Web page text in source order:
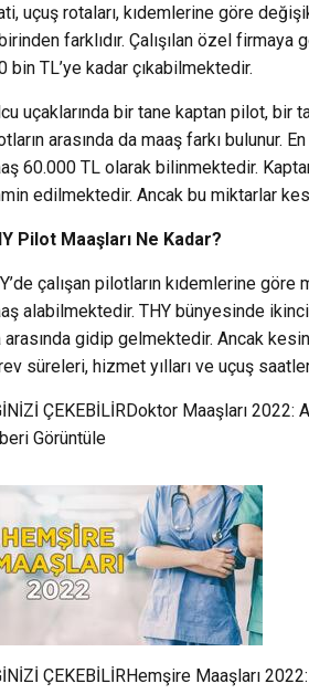
uçuş rotaları, kıdemlerine göre
farklıdır. Çalışılan özel
bin TL’ye kadar çıkabilmektedir.
uçaklarında bir tane kaptan pilot, bir
arasında da maaş farkı bulunur.
60.000 TL olarak bilinmektedir.
edilmektedir. Ancak bu miktarlar
Pilot Maaşları Ne Kadar?
çalışan pilotların kıdemlerine
alabilmektedir. THY bünyesinde
arasında gidip gelmektedir. Ancak
süreleri, hizmet yılları ve uçuş
ÇEKEBİLİRDoktor Maaşları
Görüntüle
ÇEKEBİLİRHemşire Maaşları